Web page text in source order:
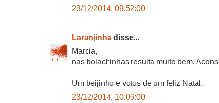
23/12/2014, 09:52:00
Laranjinha disse...
Marcia,
nas bolachinhas resulta muito bem.
Um beijinho e votos de um feliz Natal.
23/12/2014, 10:06:00